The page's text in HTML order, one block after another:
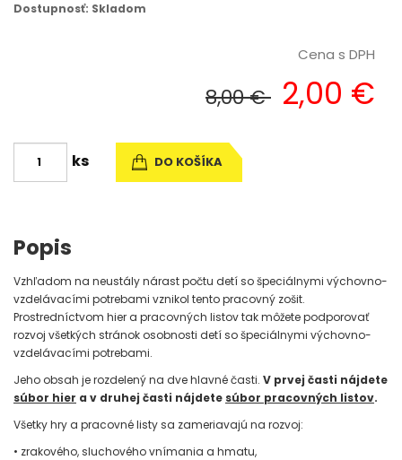
Dostupnosť: Skladom
Cena s DPH
8,00 € 2,00 €
ks DO KOŠÍKA
Popis
Vzhľadom na neustály nárast počtu detí so špeciálnymi výchovno-
vzdelávacími potrebami vznikol tento pracovný zošit.
Prostredníctvom hier a pracovných listov tak môžete podporovať
rozvoj všetkých stránok osobnosti detí so špeciálnymi výchovno-
vzdelávacími potrebami.
Jeho obsah je rozdelený na dve hlavné časti. V prvej časti nájdete
súbor hier a v druhej časti nájdete súbor pracovných listov.
Všetky hry a pracovné listy sa zameriavajú na rozvoj:
• zrakového, sluchového vnímania a hmatu,